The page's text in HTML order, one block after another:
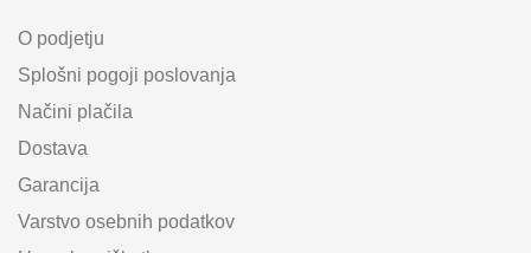
O podjetju
Splošni pogoji poslovanja
Načini plačila
Dostava
Garancija
Varstvo osebnih podatkov